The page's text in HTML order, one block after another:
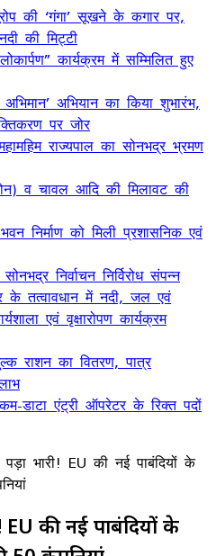
की ‘गंगा’ सूखने के कगार पर,
की मिट्टी
कार्यक्रम में सम्मिलित हुए
अभियान का किया शुभारंभ,
पर जोर
राज्यपाल का सोनभद्र भ्रमण
व चावल आदि की मिलावट की
निर्माण को मिली प्रशासनिक एवं
निर्वाचन निर्विरोध संपन्न
के तत्वावधान में नदी, जल एवं
एवं वृक्षारोपण कार्यक्रम
राशन का वितरण, पात्र
डाटा एंट्री ऑपरेटर के रिक्त पदों
भारी! EU की नई पाबंदियों के
EU की नई पाबंदियों के